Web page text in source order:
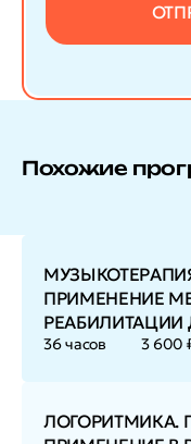
Похожие
ПРИМЕНЕНИЕ
РЕАБИЛИТАЦИИ
36 часов 3 600
ЛОГОРИТМИКА.